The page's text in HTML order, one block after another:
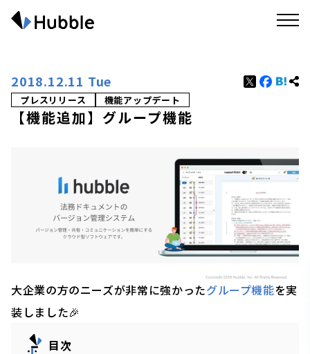
2018.12.11 Tue
プレスリリース 機能アップデート
【機能追加】グループ機能
大企業の方のニーズが非常に強かったグループ機能を実
装しました🎉
目次